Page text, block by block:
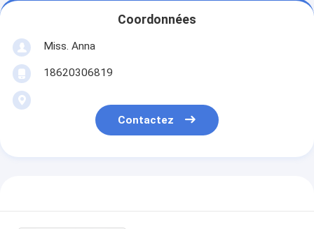
Coordonnées
Miss. Anna
18620306819
Contactez